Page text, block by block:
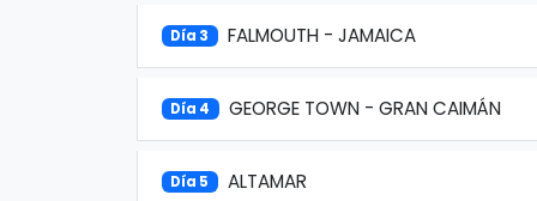
Día 3 FALMOUTH - JAMAICA
Día 4 GEORGE TOWN - GRAN CAIMÁN
Día 5 ALTAMAR